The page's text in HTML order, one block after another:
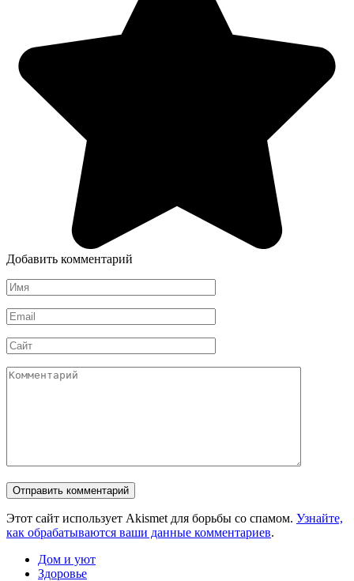
Добавить комментарий
Имя
*
Email
*
Сайт
Комментарий
Этот сайт использует Akismet для борьбы со спамом. Узнайте,
как обрабатываются ваши данные комментариев.
Дом и уют
Здоровье